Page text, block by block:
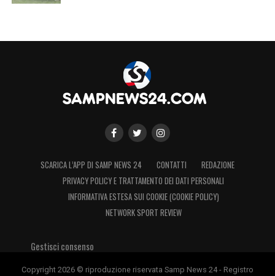
SCARICA L’APP DI SAMP NEWS 24 CONTATTI
REDAZIONE
PRIVACY POLICY E TRATTAMENTO DEI DATI PERSONALI
INFORMATIVA ESTESA SUI COOKIE (COOKIE POLICY)
NETWORK SPORT REVIEW
Gestisci consenso
Copyright 2026 © riproduzione riservata Samp News 24 - Registro